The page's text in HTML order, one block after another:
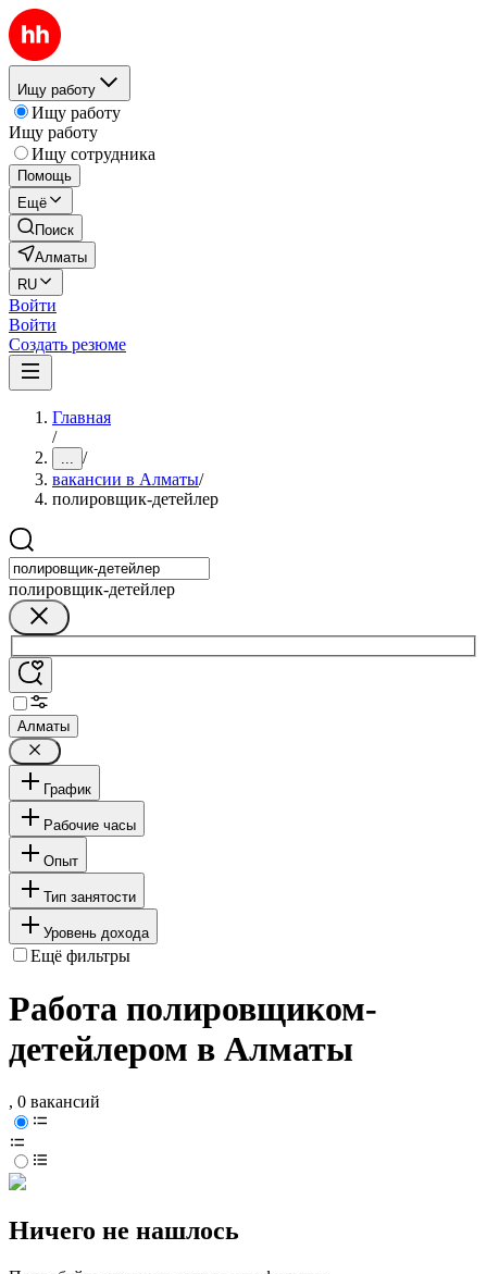
Ищу работу
Ищу работу
Ищу работу
Ищу сотрудника
Помощь
Ещё
Поиск
Алматы
RU
Войти
Войти
Создать резюме
Главная
/
... /
вакансии в Алматы/
полировщик-детейлер
полировщик-детейлер
Алматы
График
Рабочие часы
Опыт
Тип занятости
Уровень дохода
Ещё фильтры
Работа полировщиком-
детейлером в Алматы
, 0 вакансий
Ничего не нашлось